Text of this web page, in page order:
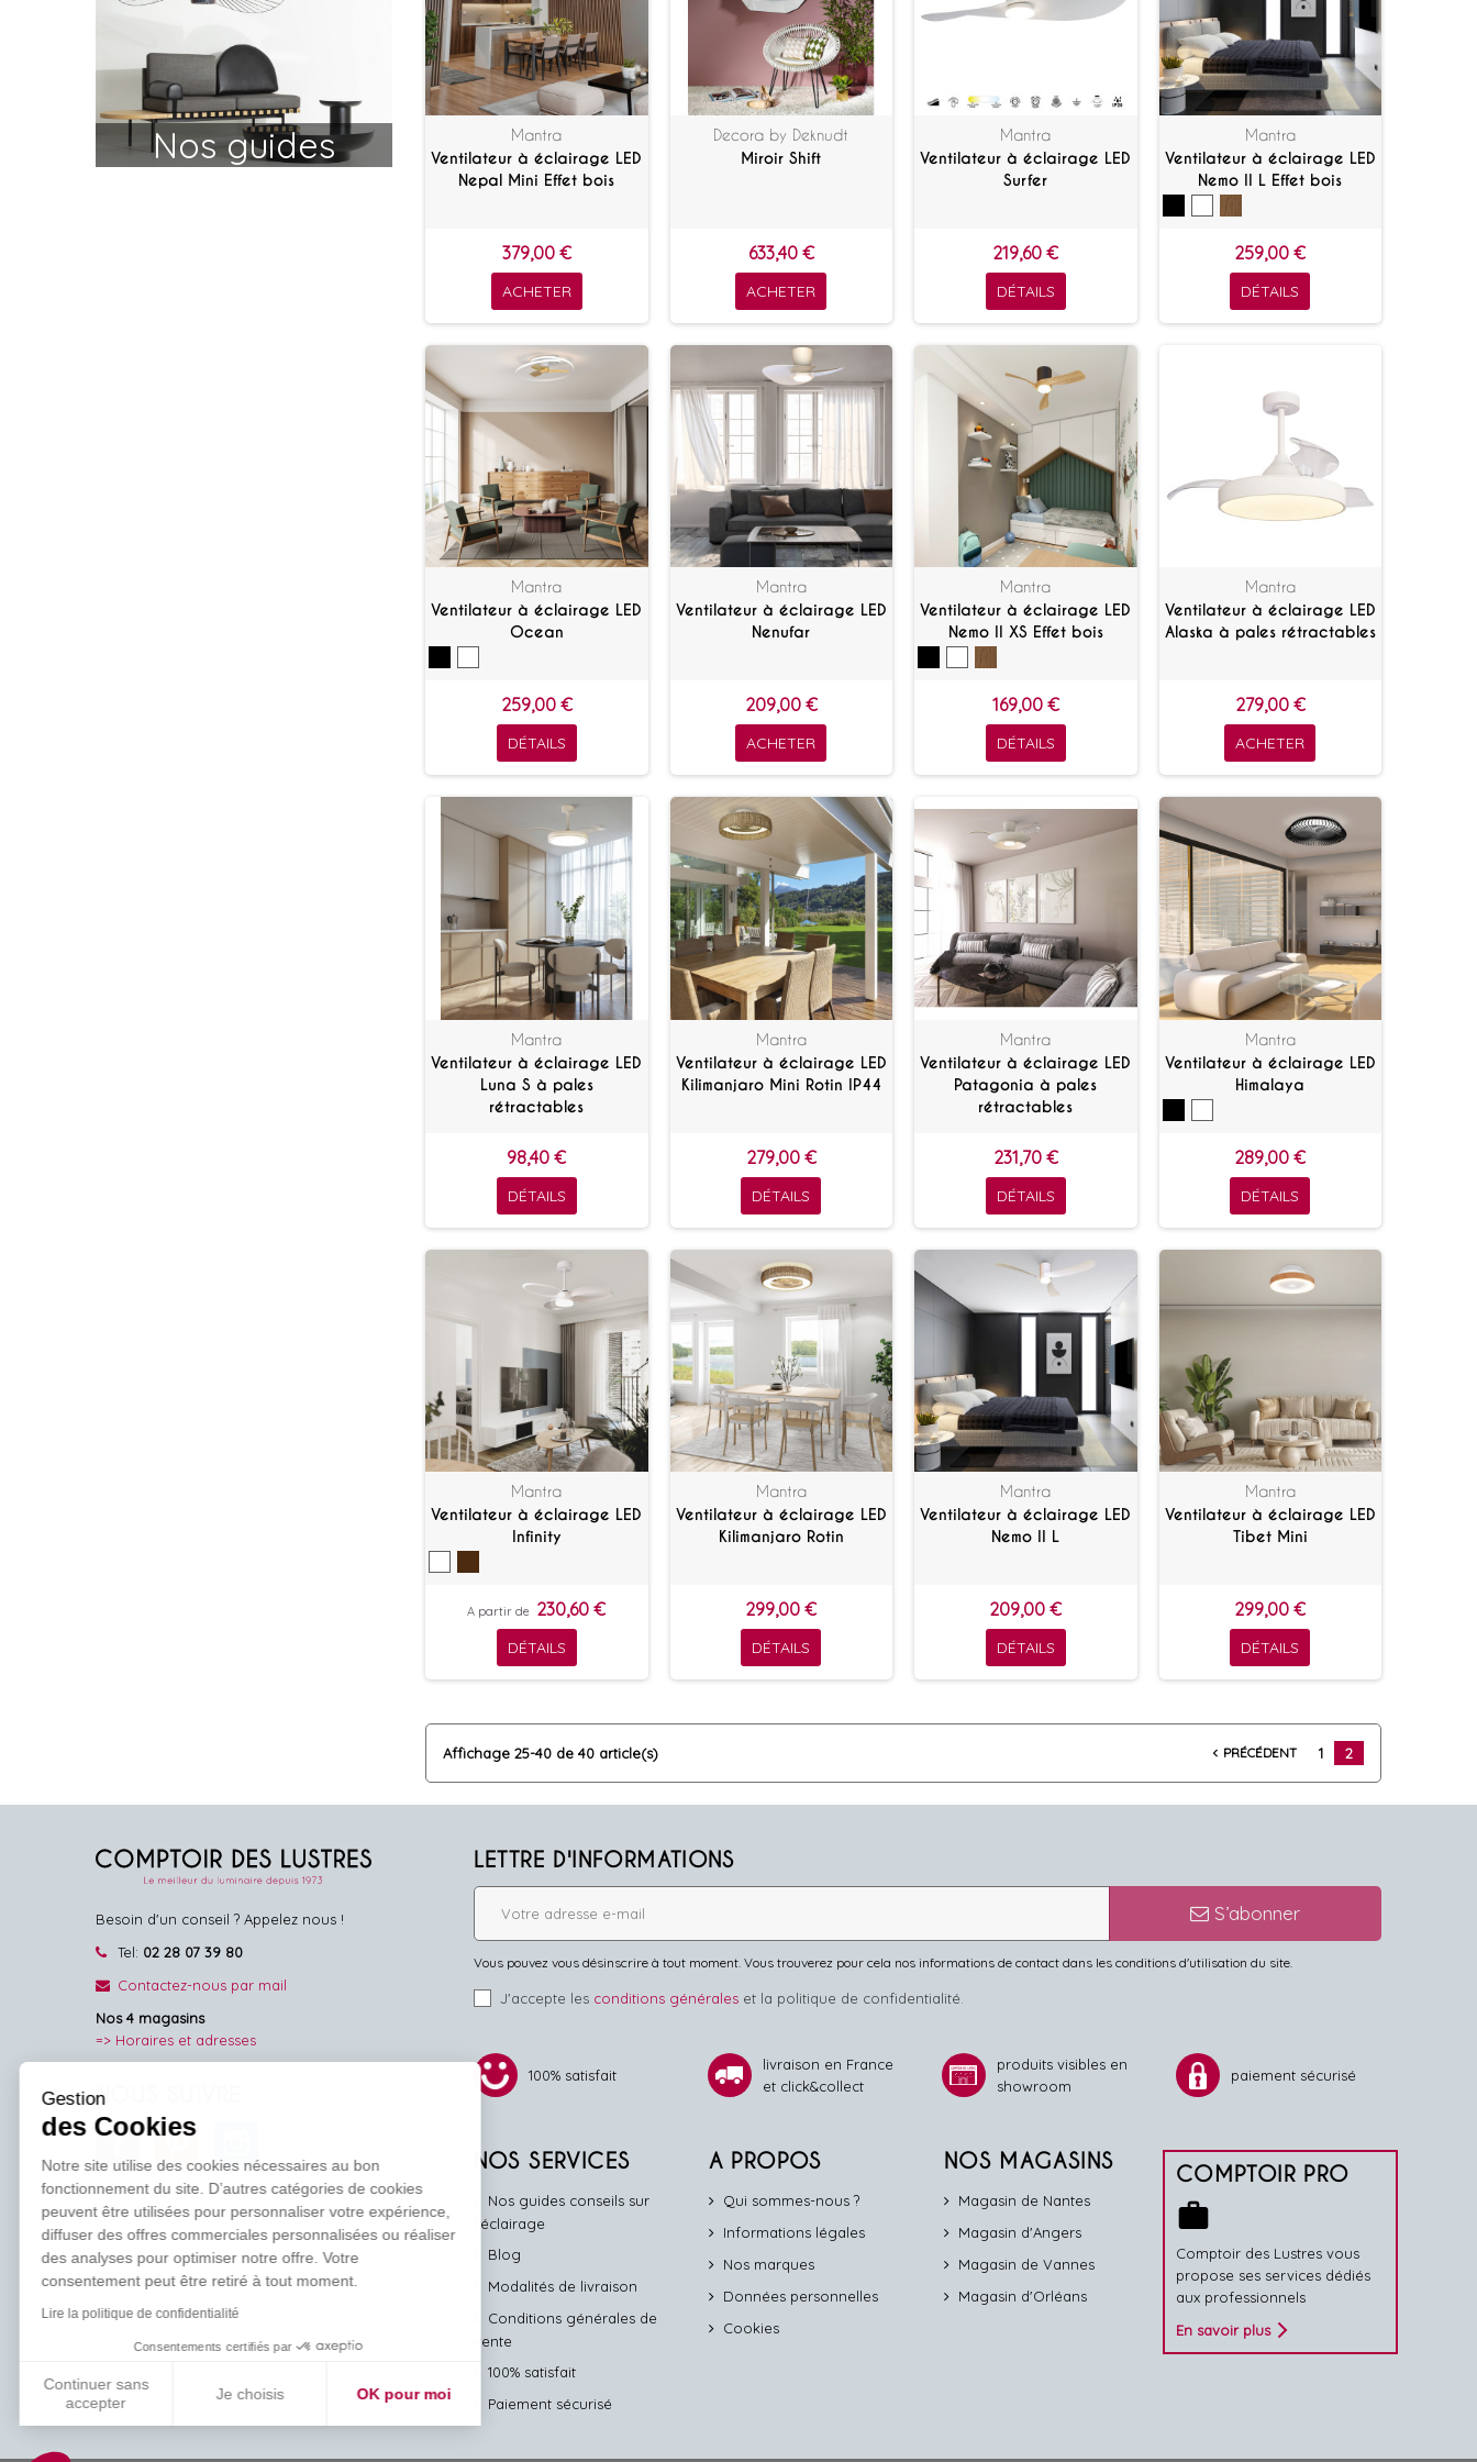
Nos guides
Mantra
Ventilateur à éclairage LED
Nepal Mini Effet bois
379,00 €
ACHETER
Decora by Deknudt
Miroir Shift
633,40 €
ACHETER
Mantra
Ventilateur à éclairage LED
Surfer
219,60 €
DÉTAILS
Mantra
Ventilateur à éclairage LED
Nemo II L Effet bois
259,00 €
DÉTAILS
Mantra
Ventilateur à éclairage LED
Ocean
259,00 €
DÉTAILS
Mantra
Ventilateur à éclairage LED
Nenufar
209,00 €
ACHETER
Mantra
Ventilateur à éclairage LED
Nemo II XS Effet bois
169,00 €
DÉTAILS
Mantra
Ventilateur à éclairage LED
Alaska à pales rétractables
279,00 €
ACHETER
Mantra
Ventilateur à éclairage LED
Luna S à pales
rétractables
98,40 €
DÉTAILS
Mantra
Ventilateur à éclairage LED
Kilimanjaro Mini Rotin IP44
279,00 €
DÉTAILS
Mantra
Ventilateur à éclairage LED
Patagonia à pales
rétractables
231,70 €
DÉTAILS
Mantra
Ventilateur à éclairage LED
Himalaya
289,00 €
DÉTAILS
Mantra
Ventilateur à éclairage LED
Infinity
A partir de 230,60 €
DÉTAILS
Mantra
Ventilateur à éclairage LED
Kilimanjaro Rotin
299,00 €
DÉTAILS
Mantra
Ventilateur à éclairage LED
Nemo II L
209,00 €
DÉTAILS
Mantra
Ventilateur à éclairage LED
Tibet Mini
299,00 €
DÉTAILS
Affichage 25-40 de 40 article(s) navigate_before PRÉCÉDENT 1 2
Besoin d'un conseil ? Appelez nous !
Tel: 02 28 07 39 80
Contactez-nous par mail
Nos 4 magasins
=> Horaires et adresses
NOUS SUIVRE
Facebook
LETTRE D'INFORMATIONS
S’abonner
Vous pouvez vous désinscrire à tout moment. Vous trouverez pour cela nos informations de contact dans les conditions d'utilisation du site.
J'accepte les conditions généraleset la politique de confidentialité.
100% satisfait
livraison en France
et click&collect
produits visibles en
showroom
paiement sécurisé
NOS SERVICES
Nos guides conseils sur
l'éclairage
Blog
Modalités de livraison
Conditions générales de
vente
100% satisfait
Paiement sécurisé
A PROPOS
Qui sommes-nous ?
Informations légales
Nos marques
Données personnelles
Cookies
NOS MAGASINS
Magasin de Nantes
Magasin d'Angers
Magasin de Vannes
Magasin d'Orléans
COMPTOIR PRO
work
Comptoir des Lustres vous
propose ses services dédiés
aux professionnels
En savoir plus
Gestion
des Cookies
Notre site utilise des cookies nécessaires au bon
fonctionnement du site. D’autres catégories de cookies
peuvent être utilisées pour personnaliser votre expérience,
diffuser des offres commerciales personnalisées ou réaliser
des analyses pour optimiser notre offre. Votre
consentement peut être retiré à tout moment.
Lire la politique de confidentialité
Consentements certifiés par
Continuer sans
accepter
Je choisis OK pour moi